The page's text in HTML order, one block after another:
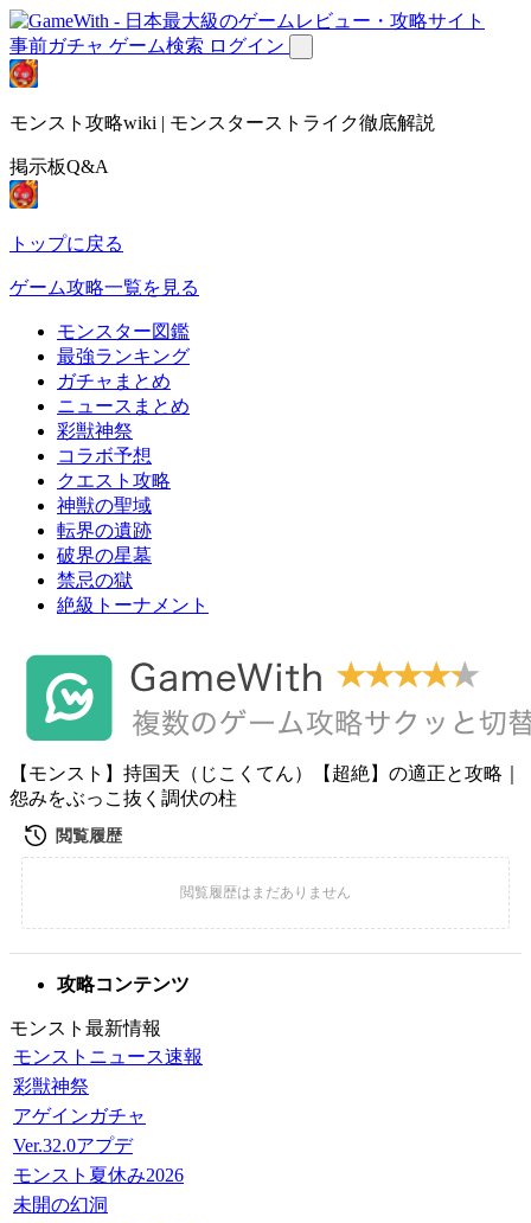
事前ガチャ ゲーム検索 ログイン
モンスト攻略wiki | モンスターストライク徹底解説
掲示板Q&A
トップに戻る
ゲーム攻略一覧を見る
モンスター図鑑
最強ランキング
ガチャまとめ
ニュースまとめ
彩獣神祭
コラボ予想
クエスト攻略
神獣の聖域
転界の遺跡
破界の星墓
禁忌の獄
絶級トーナメント
【モンスト】持国天（じこくてん）【超絶】の適正と攻略｜
怨みをぶっこ抜く調伏の柱
攻略コンテンツ
モンスト最新情報
モンストニュース速報
彩獣神祭
アゲインガチャ
Ver.32.0アプデ
モンスト夏休み2026
未開の幻洞